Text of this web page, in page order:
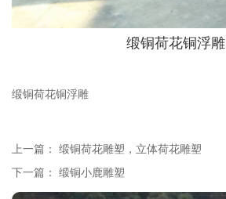
缎铜荷花铜浮雕
缎铜荷花铜浮雕
上一篇： 缎铜荷花雕塑，立体荷花雕塑
下一篇： 缎铜小鹿雕塑